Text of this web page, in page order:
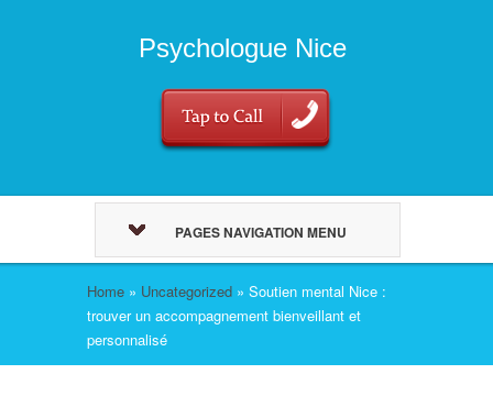
Psychologue Nice
PAGES NAVIGATION MENU
Home » Uncategorized » Soutien mental Nice :
trouver un accompagnement bienveillant et
personnalisé